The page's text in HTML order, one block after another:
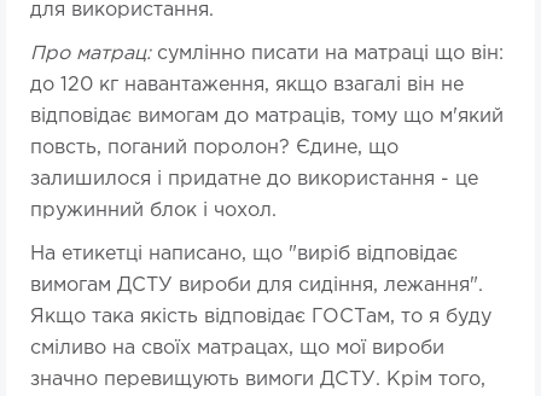
для використання.
Про матрац: сумлінно писати на матраці що він:
до 120 кг навантаження, якщо взагалі він не
відповідає вимогам до матраців, тому що м'який
повсть, поганий поролон? Єдине, що
залишилося і придатне до використання - це
пружинний блок і чохол.
На етикетці написано, що "виріб відповідає
вимогам ДСТУ вироби для сидіння, лежання".
Якщо така якість відповідає ГОСТам, то я буду
сміливо на своїх матрацах, що мої вироби
значно перевищують вимоги ДСТУ. Крім того,